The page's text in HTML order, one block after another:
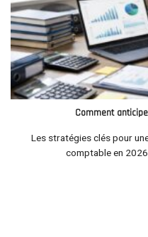
Comment
Les stratégies clés pour
comptable en